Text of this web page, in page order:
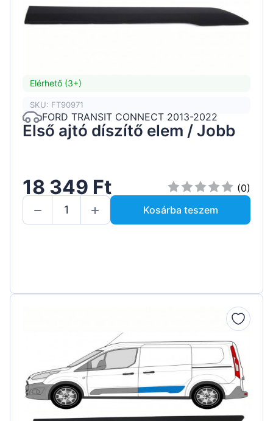
Elérhető (3+)
SKU: FT90971
FORD TRANSIT CONNECT 2013-2022
Első ajtó díszítő elem / Jobb
18 349 Ft
(0)
Kosárba teszem